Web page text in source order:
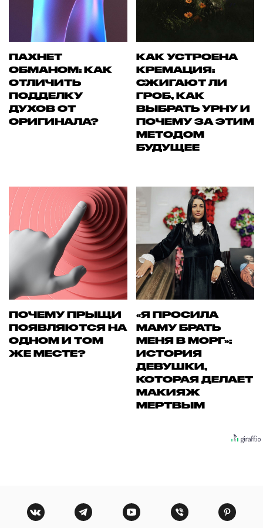
ПАХНЕТ
ОБМАНОМ: КАК
ОТЛИЧИТЬ
ПОДДЕЛКУ
ДУХОВ ОТ
ОРИГИНАЛА?
КАК УСТРОЕНА
КРЕМАЦИЯ:
СЖИГАЮТ ЛИ
ГРОБ, КАК
ВЫБРАТЬ УРНУ И
ПОЧЕМУ ЗА ЭТИМ
МЕТОДОМ
БУДУЩЕЕ
ПОЧЕМУ ПРЫЩИ
ПОЯВЛЯЮТСЯ НА
ОДНОМ И ТОМ
ЖЕ МЕСТЕ?
«Я ПРОСИЛА
МАМУ БРАТЬ
МЕНЯ В МОРГ»:
ИСТОРИЯ
ДЕВУШКИ,
КОТОРАЯ ДЕЛАЕТ
МАКИЯЖ
МЕРТВЫМ